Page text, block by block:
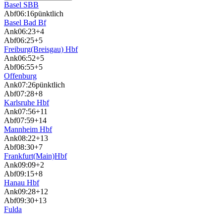
Basel SBB
Abf06:16pünktlich
Basel Bad Bf
Ank06:23+4
Abf06:25+5
Freiburg(Breisgau) Hbf
Ank06:52+5
Abf06:55+5
Offenburg
Ank07:26pünktlich
Abf07:28+8
Karlsruhe Hbf
Ank07:56+11
Abf07:59+14
Mannheim Hbf
Ank08:22+13
Abf08:30+7
Frankfurt(Main)Hbf
Ank09:09+2
Abf09:15+8
Hanau Hbf
Ank09:28+12
Abf09:30+13
Fulda